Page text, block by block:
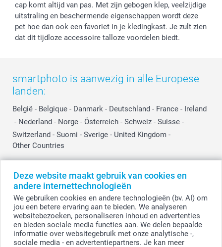
Deze website maakt gebruik van cookies en
andere internettechnologieën
We gebruiken cookies en andere technologieën (bv. AI) om
jou een betere ervaring aan te bieden. We analyseren
websitebezoeken, personaliseren inhoud en advertenties
en bieden sociale media functies aan. We delen bepaalde
informatie over websitegebruik met onze analytische -,
sociale media - en advertentiepartners. Je kan meer
cap komt altijd van pas. Met zijn gebogen klep, veelzijdige
uitstraling en beschermende eigenschappen wordt deze
pet hoe dan ook een favoriet in je kledingkast. Je zult zien
dat dit tijdloze accessoire talloze voordelen biedt.
smartphoto is aanwezig in alle Europese
landen:
België - Belgique - Danmark - Deutschland - France - Ireland
- Nederland - Norge - Österreich - Schweiz - Suisse -
Switzerland - Suomi - Sverige - United Kingdom -
Other Countries
© smartphoto group. Alle rechten voorbehouden.Disclaimer
Alle prijzen zijn in EURO (€) inclusief BTW en exclusief verzendkosten.